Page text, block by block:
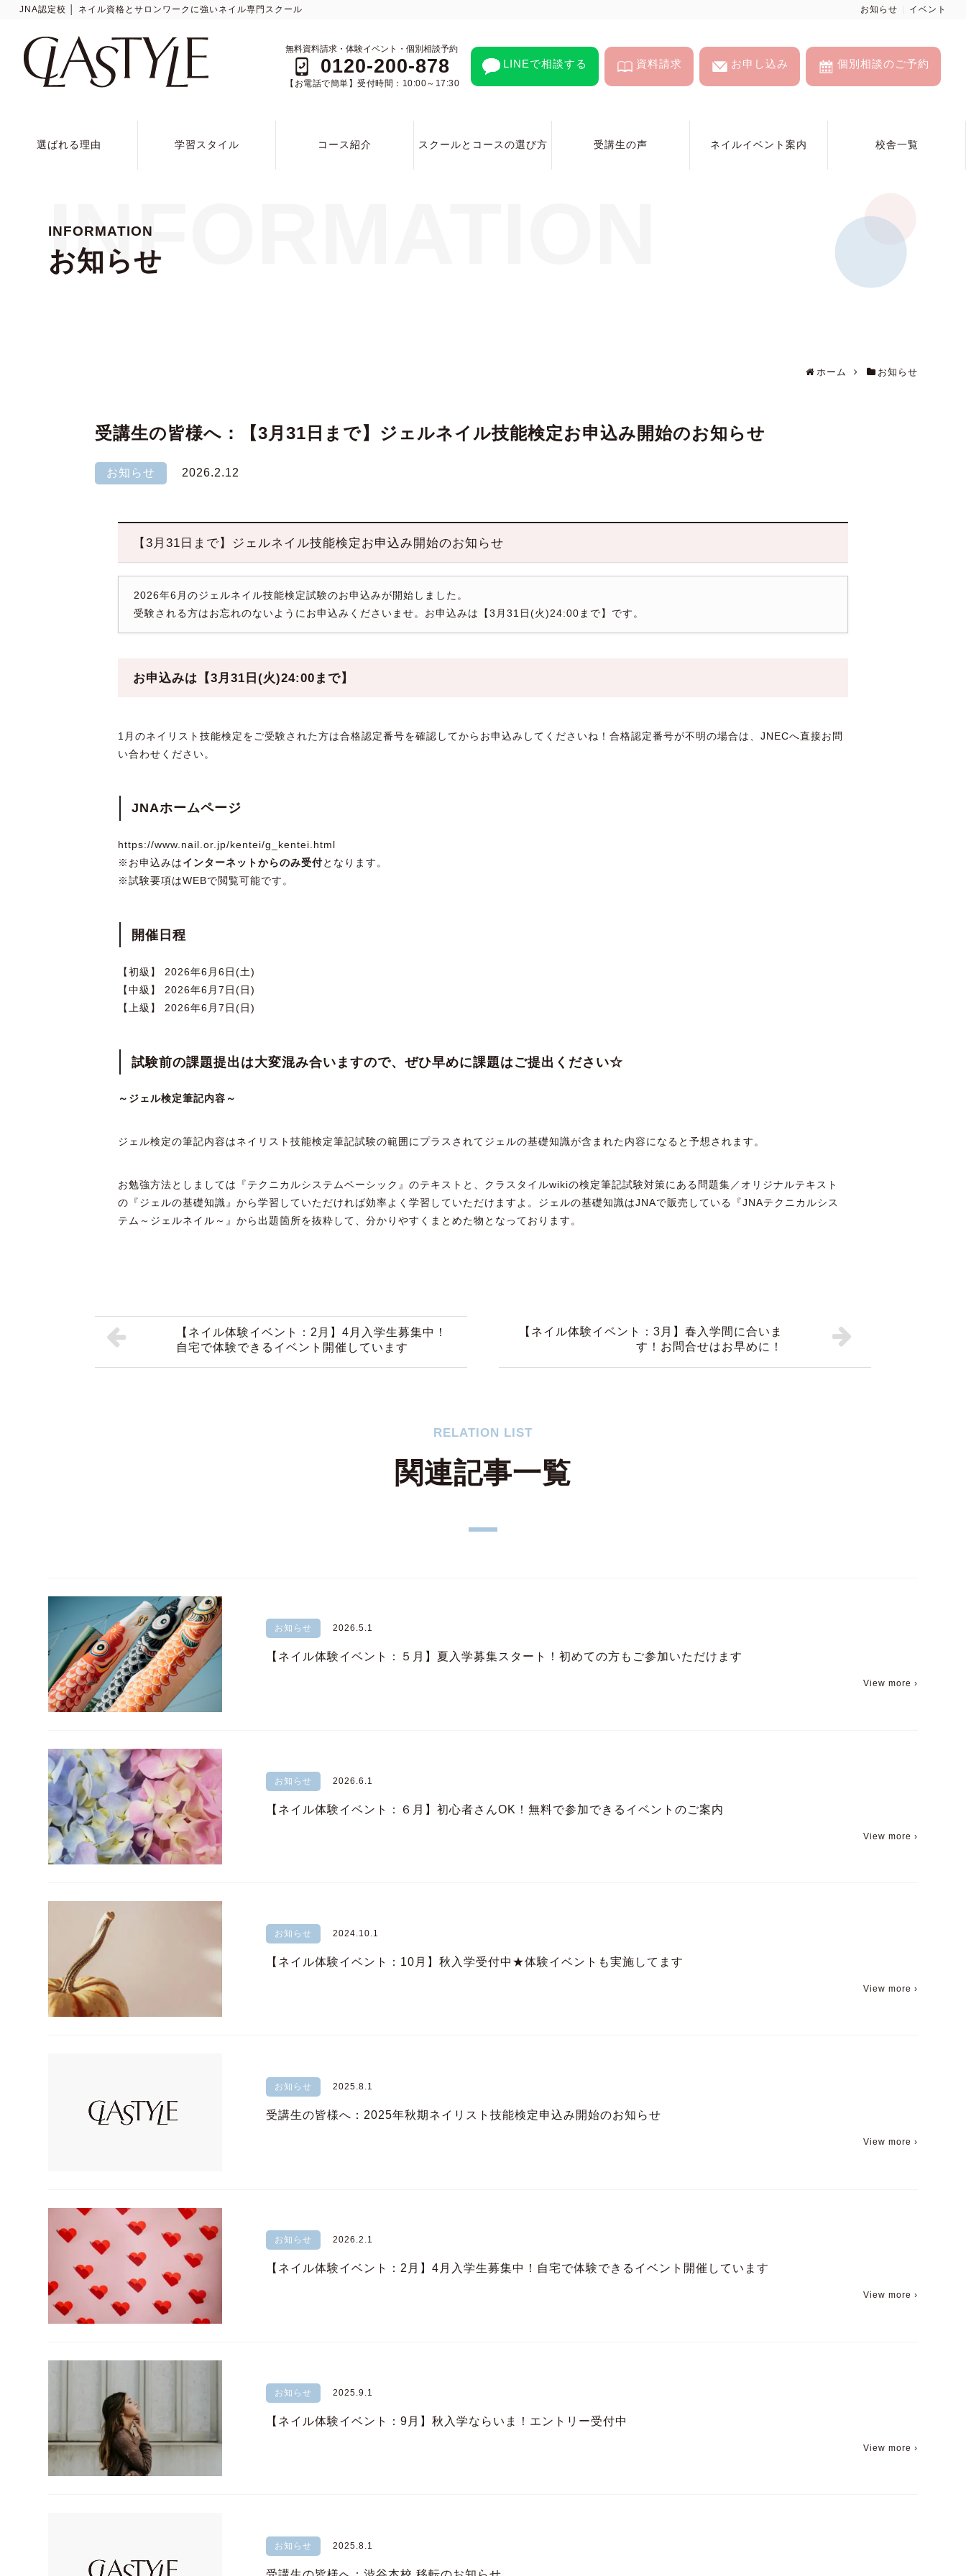
JNA認定校 │ ネイル資格とサロンワークに強いネイル専門スクール お知らせ イベント
無料資料請求・体験イベント・個別相談予約
0120-200-878
【お電話で簡単】受付時間：10:00～17:30
LINEで相談する 資料請求 お申し込み 個別相談のご予約
選ばれる理由 学習スタイル コース紹介 スクールとコースの選び方 受講生の声 ネイルイベント案内 校舎一覧
INFORMATION
お知らせ
INFORMATION
ホーム お知らせ
受講生の皆様へ：【3月31日まで】ジェルネイル技能検定お申込み開始のお知らせ
お知らせ 2026.2.12
【3月31日まで】ジェルネイル技能検定お申込み開始のお知らせ
2026年6月のジェルネイル技能検定試験のお申込みが開始しました。
受験される方はお忘れのないようにお申込みくださいませ。お申込みは【3月31日(火)24:00まで】です。
お申込みは【3月31日(火)24:00まで】
1月のネイリスト技能検定をご受験された方は合格認定番号を確認してからお申込みしてくださいね！合格認定番号が不明の場合は、JNECへ直接お問
い合わせください。
JNAホームページ
https://www.nail.or.jp/kentei/g_kentei.html
※お申込みはインターネットからのみ受付となります。
※試験要項はWEBで閲覧可能です。
開催日程
【初級】 2026年6月6日(土)
【中級】 2026年6月7日(日)
【上級】 2026年6月7日(日)
試験前の課題提出は大変混み合いますので、ぜひ早めに課題はご提出ください☆
～ジェル検定筆記内容～
ジェル検定の筆記内容はネイリスト技能検定筆記試験の範囲にプラスされてジェルの基礎知識が含まれた内容になると予想されます。
お勉強方法としましては『テクニカルシステムベーシック』のテキストと、クラスタイルwikiの検定筆記試験対策にある問題集／オリジナルテキスト
の『ジェルの基礎知識』から学習していただければ効率よく学習していただけますよ。ジェルの基礎知識はJNAで販売している『JNAテクニカルシス
テム～ジェルネイル～』から出題箇所を抜粋して、分かりやすくまとめた物となっております。
【ネイル体験イベント：2月】4月入学生募集中！
自宅で体験できるイベント開催しています
【ネイル体験イベント：3月】春入学間に合いま
す！お問合せはお早めに！
RELATION LIST
関連記事一覧
お知らせ 2026.5.1
【ネイル体験イベント：５月】夏入学募集スタート！初めての方もご参加いただけます
View more ›
お知らせ 2026.6.1
【ネイル体験イベント：６月】初心者さんOK！無料で参加できるイベントのご案内
View more ›
お知らせ 2024.10.1
【ネイル体験イベント：10月】秋入学受付中★体験イベントも実施してます
View more ›
お知らせ 2025.8.1
受講生の皆様へ：2025年秋期ネイリスト技能検定申込み開始のお知らせ
View more ›
お知らせ 2026.2.1
【ネイル体験イベント：2月】4月入学生募集中！自宅で体験できるイベント開催しています
View more ›
お知らせ 2025.9.1
【ネイル体験イベント：9月】秋入学ならいま！エントリー受付中
View more ›
お知らせ 2025.8.1